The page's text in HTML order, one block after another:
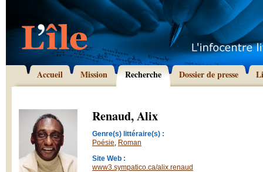
Accueil Mission Recherche Dossier de presse
Renaud, Alix
Genre(s) littéraire(s) :
Poésie, Roman
Site Web :
www3.sympatico.ca/alix.renaud